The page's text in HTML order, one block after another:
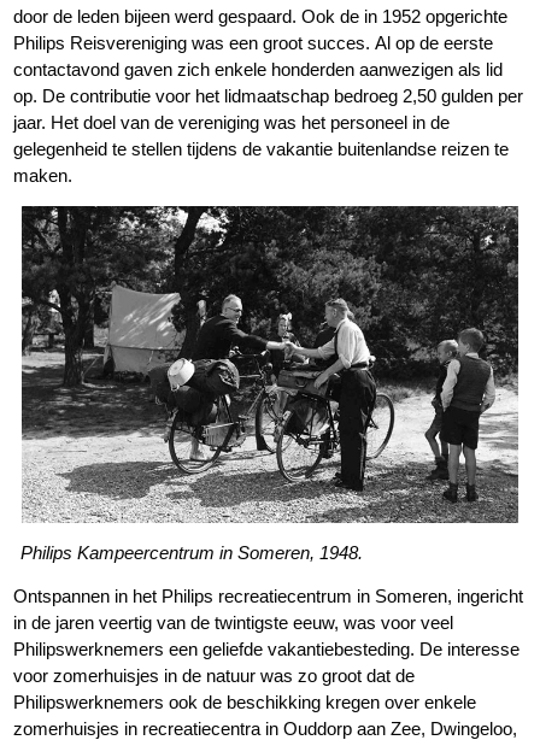
door de leden bijeen werd gespaard. Ook de in 1952 opgerichte
Philips Reisvereniging was een groot succes. Al op de eerste
contactavond gaven zich enkele honderden aanwezigen als lid
op. De contributie voor het lidmaatschap bedroeg 2,50 gulden per
jaar. Het doel van de vereniging was het personeel in de
gelegenheid te stellen tijdens de vakantie buitenlandse reizen te
maken.
Philips Kampeercentrum in Someren, 1948.
Ontspannen in het Philips recreatiecentrum in Someren, ingericht
in de jaren veertig van de twintigste eeuw, was voor veel
Philipswerknemers een geliefde vakantiebesteding. De interesse
voor zomerhuisjes in de natuur was zo groot dat de
Philipswerknemers ook de beschikking kregen over enkele
zomerhuisjes in recreatiecentra in Ouddorp aan Zee, Dwingeloo,